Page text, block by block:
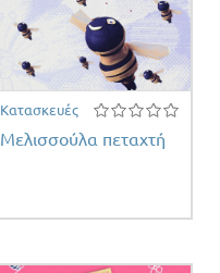
Κατασκευές
Μελισσούλα πεταχτή